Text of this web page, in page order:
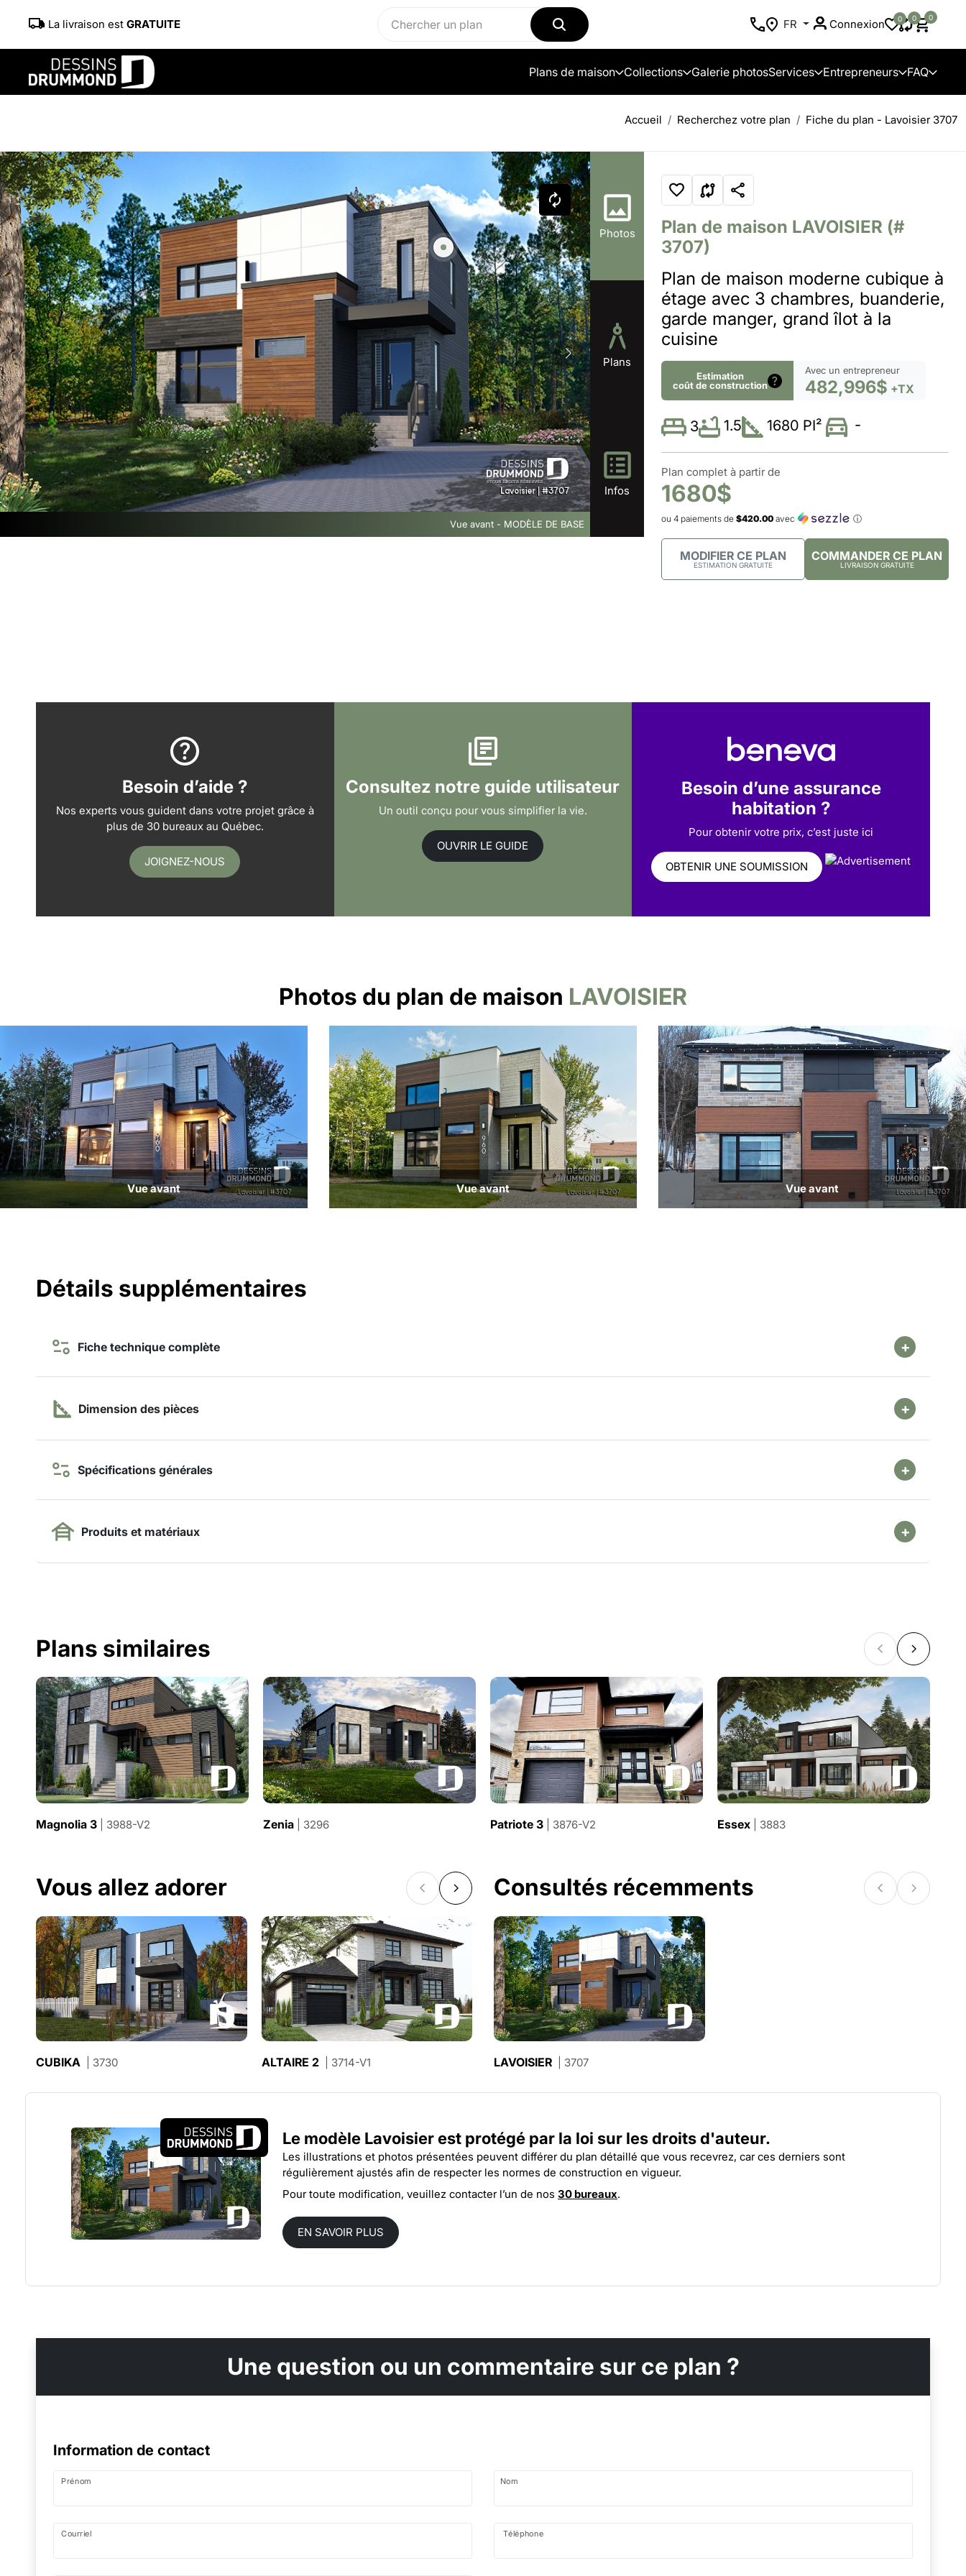
La livraison est GRATUITE FR Connexion 0 0 0
Plans de maison Collections Galerie photosServices Entrepreneurs FAQ
Accueil Recherchez votre plan Fiche du plan - Lavoisier 3707
Vue avant - MODÈLE DE BASE
Photos
Plans
Infos
Plan de maison LAVOISIER (#
3707)
Plan de maison moderne cubique à
étage avec 3 chambres, buanderie,
garde manger, grand îlot à la
cuisine
Estimation
coût de construction
Avec un entrepreneur
482,996$ +TX
3 1.5 1680 PI² -
Plan complet à partir de
1680$
ou 4 paiements de $420.00 avec ⓘ
MODIFIER CE PLAN
ESTIMATION GRATUITE
COMMANDER CE PLAN
LIVRAISON GRATUITE
Besoin d’aide ?
Nos experts vous guident dans votre projet grâce à
plus de 30 bureaux au Québec.
JOIGNEZ-NOUS
Consultez notre guide utilisateur
Un outil conçu pour vous simplifier la vie.
OUVRIR LE GUIDE
Besoin d’une assurance
habitation ?
Pour obtenir votre prix, c’est juste ici
OBTENIR UNE SOUMISSION
Photos du plan de maison LAVOISIER
Vue avant Vue avant Vue avant
Détails supplémentaires
Fiche technique complète
Dimension des pièces
Spécifications générales
Produits et matériaux
Plans similaires
Magnolia 3 | 3988-V2 Zenia | 3296 Patriote 3 | 3876-V2 Essex | 3883
Vous allez adorer
CUBIKA | 3730 ALTAIRE 2 | 3714-V1 COLLINS 2| 3710-V1
Consultés récemments
LAVOISIER | 3707
Le modèle Lavoisier est protégé par la loi sur les droits d'auteur.
Les illustrations et photos présentées peuvent différer du plan détaillé que vous recevrez, car ces derniers sont
régulièrement ajustés afin de respecter les normes de construction en vigueur.
Pour toute modification, veuillez contacter l’un de nos 30 bureaux.
EN SAVOIR PLUS
Une question ou un commentaire sur ce plan ?
Information de contact
Prénom Nom
Courriel Téléphone